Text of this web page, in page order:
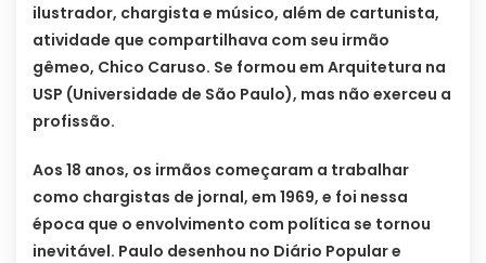
ilustrador, chargista e músico, além de cartunista,
atividade que compartilhava com seu irmão
gêmeo, Chico Caruso. Se formou em Arquitetura na
USP (Universidade de São Paulo), mas não exerceu a
profissão.
Aos 18 anos, os irmãos começaram a trabalhar
como chargistas de jornal, em 1969, e foi nessa
época que o envolvimento com política se tornou
inevitável. Paulo desenhou no Diário Popular e